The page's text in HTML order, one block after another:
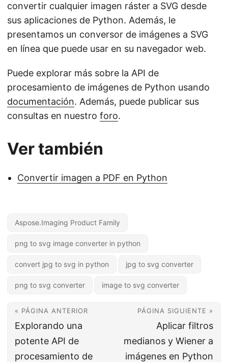
convertir cualquier imagen ráster a SVG desde
sus aplicaciones de Python. Además, le
presentamos un conversor de imágenes a SVG
en línea que puede usar en su navegador web.
Puede explorar más sobre la API de
procesamiento de imágenes de Python usando
documentación. Además, puede publicar sus
consultas en nuestro foro.
Ver también
Convertir imagen a PDF en Python
Aspose.Imaging Product Family
png to svg image converter in python
convert jpg to svg in python jpg to svg converter
png to svg converter image to svg converter
« PÁGINA ANTERIOR
Explorando una
potente API de
procesamiento de
PÁGINA SIGUIENTE »
Aplicar filtros
medianos y Wiener a
imágenes en Python